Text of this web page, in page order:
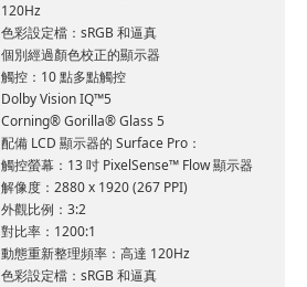
120Hz
色彩設定檔：sRGB 和逼真
個別經過顏色校正的顯示器
觸控：10 點多點觸控
Dolby Vision IQ™5
Corning® Gorilla® Glass 5
配備 LCD 顯示器的 Surface Pro：
觸控螢幕：13 吋 PixelSense™ Flow 顯示器
解像度：2880 x 1920 (267 PPI)
外觀比例：3:2
對比率：1200:1
動態重新整理頻率：高達 120Hz
色彩設定檔：sRGB 和逼真